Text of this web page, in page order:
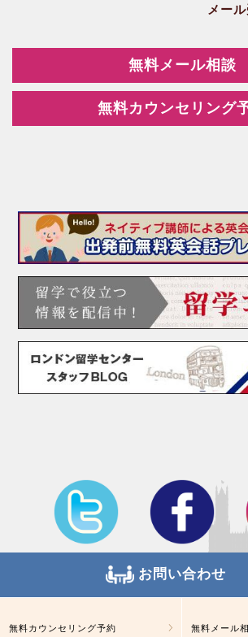
メー
無料メール相談
無料カウンセリング
お問い合わせ
無料カウンセリング予約 無料メール